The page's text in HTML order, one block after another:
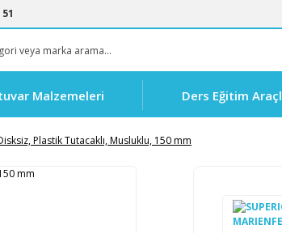
Malzemeleri Ders Eğitim
Plastik Tutacaklı, Musluklu, 150 mm